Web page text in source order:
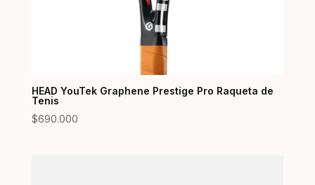
HEAD YouTek Graphene Prestige Pro Raqueta de
Tenis
$690.000